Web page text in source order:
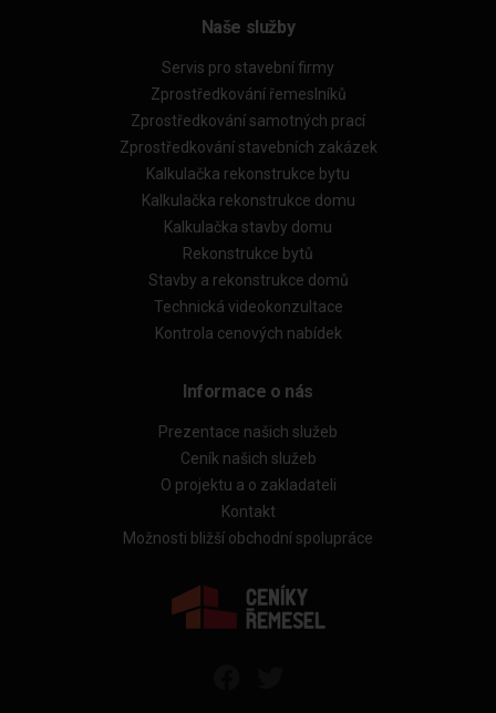
Naše služby
Servis pro stavební firmy
Zprostředkování řemeslníků
Zprostředkování samotných prací
Zprostředkování stavebních zakázek
Kalkulačka rekonstrukce bytu
Kalkulačka rekonstrukce domu
Kalkulačka stavby domu
Rekonstrukce bytů
Stavby a rekonstrukce domů
Technická videokonzultace
Kontrola cenových nabídek
Informace o nás
Prezentace našich služeb
Ceník našich služeb
O projektu a o zakladateli
Kontakt
Možnosti bližší obchodní spolupráce